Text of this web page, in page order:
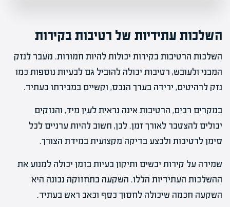
השלכות עתידיות של רטיבות בקירות
השלכות הרטיבות בקירות יכולות להיות חמורות. מעבר לנזק
המבני ולעובש, רטיבות יכולה להוביל גם לבעיות נוספות כמו
נזק לרהיטים, ירידה בערך הנכס, וקשיים במכירתו בעתיד.
במקרים רבים, הרטיבות אינה נראית לעין מיד, והנזקים
יכולים להצטבר לאורך זמן. לכן, חשוב להיות ערניים לכל
סימן לרטיבות ולבצע בדיקה מקצועית במידת הצורך.
שמירה על קירות יבשים ותיקון בעיות בזמן יכולה למנוע את
ההשלכות העתידיות הללו. השקעה בתחזוקה נכונה היא
השקעה חכמה שיכולה לחסוך כסף וכאב ראש בעתיד.